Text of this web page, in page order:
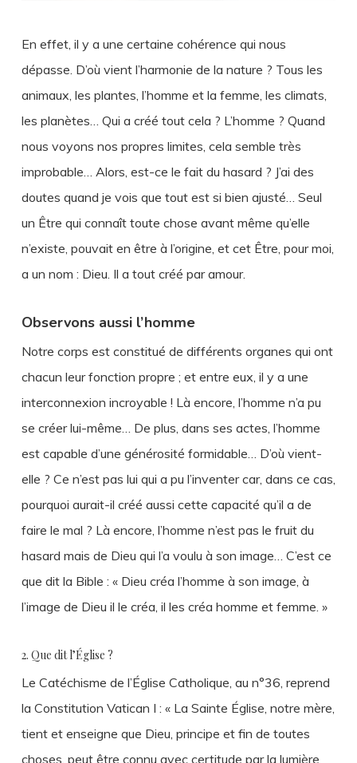
En effet, il y a une certaine cohérence qui nous
dépasse. D’où vient l’harmonie de la nature ? Tous les
animaux, les plantes, l’homme et la femme, les climats,
les planètes… Qui a créé tout cela ? L’homme ? Quand
nous voyons nos propres limites, cela semble très
improbable… Alors, est-ce le fait du hasard ? J’ai des
doutes quand je vois que tout est si bien ajusté… Seul
un Être qui connaît toute chose avant même qu’elle
n’existe, pouvait en être à l’origine, et cet Être, pour moi,
a un nom : Dieu. Il a tout créé par amour.
Observons aussi l’homme
Notre corps est constitué de différents organes qui ont
chacun leur fonction propre ; et entre eux, il y a une
interconnexion incroyable ! Là encore, l’homme n’a pu
se créer lui-même… De plus, dans ses actes, l’homme
est capable d’une générosité formidable… D’où vient-
elle ? Ce n’est pas lui qui a pu l’inventer car, dans ce cas,
pourquoi aurait-il créé aussi cette capacité qu’il a de
faire le mal ? Là encore, l’homme n’est pas le fruit du
hasard mais de Dieu qui l’a voulu à son image… C’est ce
que dit la Bible : « Dieu créa l’homme à son image, à
l’image de Dieu il le créa, il les créa homme et femme. »
2. Que dit l’Église ?
Le Catéchisme de l’Église Catholique, au n°36, reprend
la Constitution Vatican I : « La Sainte Église, notre mère,
tient et enseigne que Dieu, principe et fin de toutes
choses, peut être connu avec certitude par la lumière